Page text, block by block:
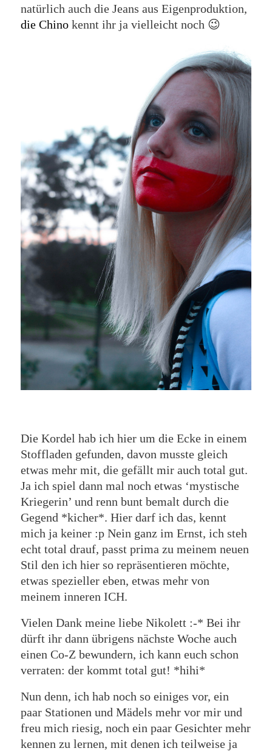
natürlich auch die Jeans aus Eigenproduktion,
die Chinokennt ihr ja vielleicht noch 😉
Die Kordel hab ich hier um die Ecke in einem
Stoffladen gefunden, davon musste gleich
etwas mehr mit, die gefällt mir auch total gut.
Ja ich spiel dann mal noch etwas ‘mystische
Kriegerin’ und renn bunt bemalt durch die
Gegend *kicher*. Hier darf ich das, kennt
mich ja keiner :p Nein ganz im Ernst, ich steh
echt total drauf, passt prima zu meinem neuen
Stil den ich hier so repräsentieren möchte,
etwas spezieller eben, etwas mehr von
meinem inneren ICH.
Vielen Dank meine liebe Nikolett :-* Bei ihr
dürft ihr dann übrigens nächste Woche auch
einen Co-Z bewundern, ich kann euch schon
verraten: der kommt total gut! *hihi*
Nun denn, ich hab noch so einiges vor, ein
paar Stationen und Mädels mehr vor mir und
freu mich riesig, noch ein paar Gesichter mehr
kennen zu lernen, mit denen ich teilweise ja